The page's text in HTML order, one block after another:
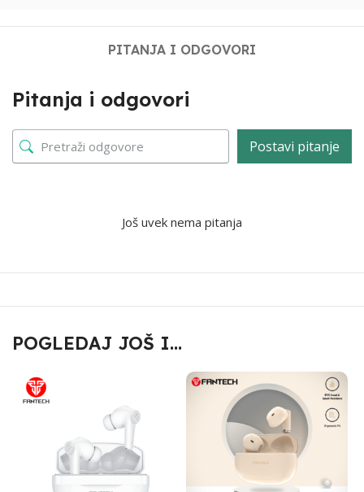
PITANJA I ODGOVORI
Pitanja i odgovori
Postavi pitanje
Još uvek nema pitanja
POGLEDAJ JOŠ I...